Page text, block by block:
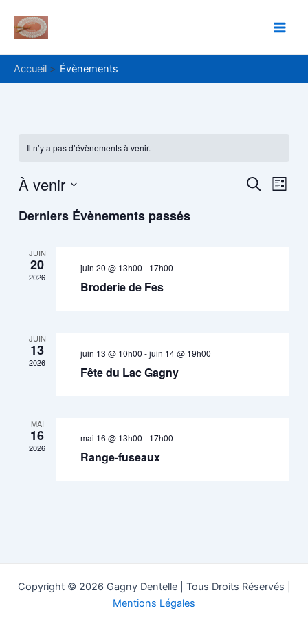
contenu
Accueil Évènements
Il n’y a pas d’évènements à venir.
Recherche
Liste
À venir
une
Derniers Évènements passés
JUIN
20
2026
juin 20 @ 13h00 - 17h00
Broderie de Fes
JUIN
13
2026
juin 13 @ 10h00 -juin 14 @ 19h00
Fête du Lac Gagny
MAI
16
2026
mai 16 @ 13h00 - 17h00
Range-fuseaux
Copyright © 2026 Gagny Dentelle | Tous Droits Réservés |
Mentions Légales